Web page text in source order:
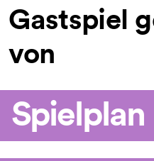
Gastspiel
von
Spielplan